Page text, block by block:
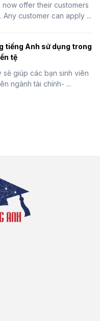
now offer their customers
Any customer can apply ...
tiếng Anh sử dụng trong
tệ
sẽ giúp các bạn sinh viên
ngành tài chính- ...